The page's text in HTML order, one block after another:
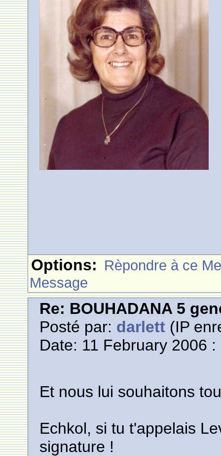
Options: Rèpondre à ce
Message
Re: BOUHADANA 5
Posté par: darlett (IP
Date: 11 February 2006 :
Et nous lui souhaitons
Echkol, si tu t'appelais
signature !